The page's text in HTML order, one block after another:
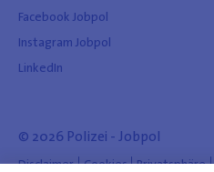
Facebook Jobpol
Instagram Jobpol
LinkedIn
© 2026 Polizei - Jobpol
Disclaimer Cookies Privatsphäre